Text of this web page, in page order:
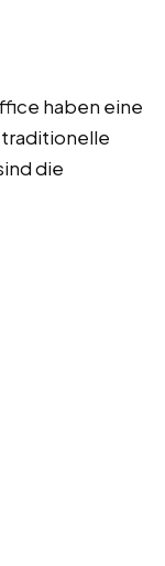
haben eine
traditionelle
die